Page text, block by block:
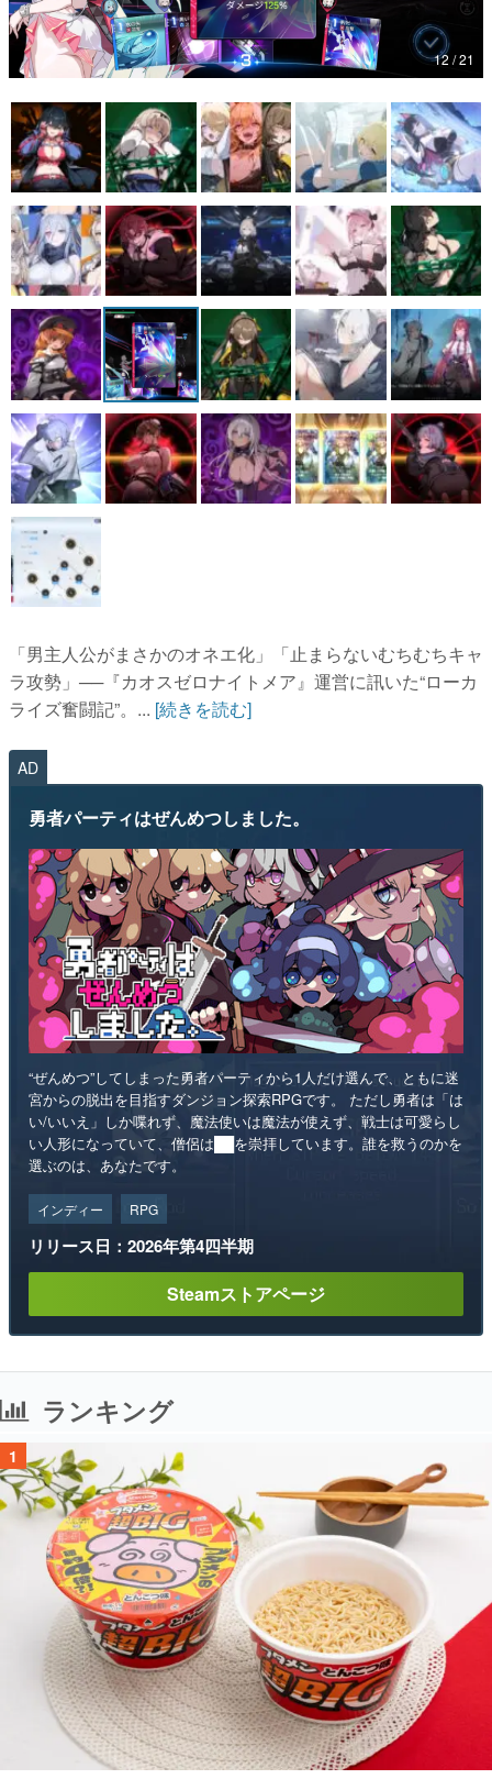
電ファミニコゲーマーとは？
運営：株式会社マレ
12 / 21
「男主人公がまさかのオネエ化」「止まらないむちむちキャ
ラ攻勢」──『カオスゼロナイトメア』運営に訊いた“ローカ
ライズ奮闘記”。... [続きを読む]
AD
勇者パーティはぜんめつしました。
“ぜんめつ”してしまった勇者パーティから1人だけ選んで、ともに迷
宮からの脱出を目指すダンジョン探索RPGです。 ただし勇者は「は
い/いいえ」しか喋れず、魔法使いは魔法が使えず、戦士は可愛らし
い人形になっていて、僧侶は██を崇拝しています。誰を救うのかを
選ぶのは、あなたです。
インディー RPG
リリース日：2026年第4四半期
Steamストアページ
ランキング
1